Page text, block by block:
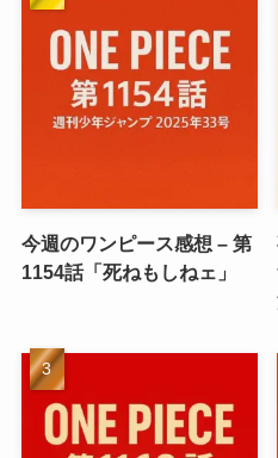
今週のワンピース感想 – 第
1154話「死ねもしねェ」